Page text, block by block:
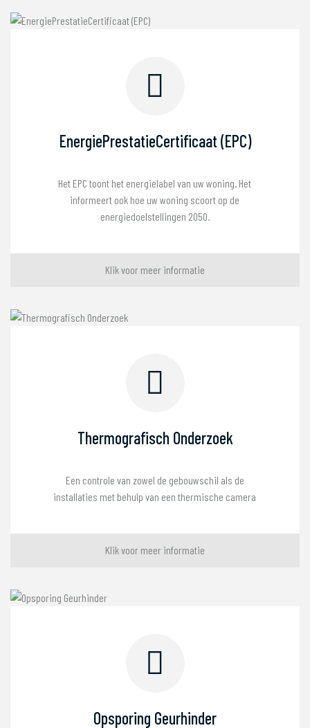
EnergiePrestatieCertificaat (EPC)
Het EPC toont het energielabel van uw woning. Het
informeert ook hoe uw woning scoort op de
energiedoelstellingen 2050.
Klik voor meer informatie
Thermografisch Onderzoek
Een controle van zowel de gebouwschil als de
installaties met behulp van een thermische camera
Klik voor meer informatie
Opsporing Geurhinder